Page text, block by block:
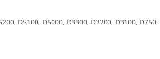
D5100, D5000, D3300, D3200, D3100,